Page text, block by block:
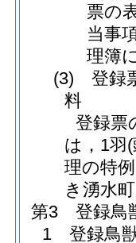
票の
当事
理簿
(3) 登録
料
登録票
は，1羽
理の特
き湧水
第3 登録鳥
1 登録鳥